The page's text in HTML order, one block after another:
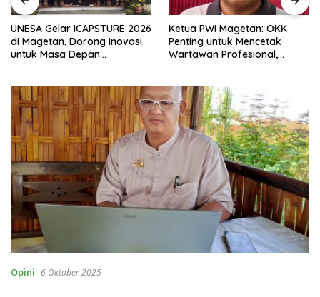
UNESA Gelar ICAPSTURE 2026
di Magetan, Dorong Inovasi
untuk Masa Depan
Ketua PWI Magetan: OKK
Penting untuk Mencetak
Wartawan Profesional,
Opini 6 Oktober 2025